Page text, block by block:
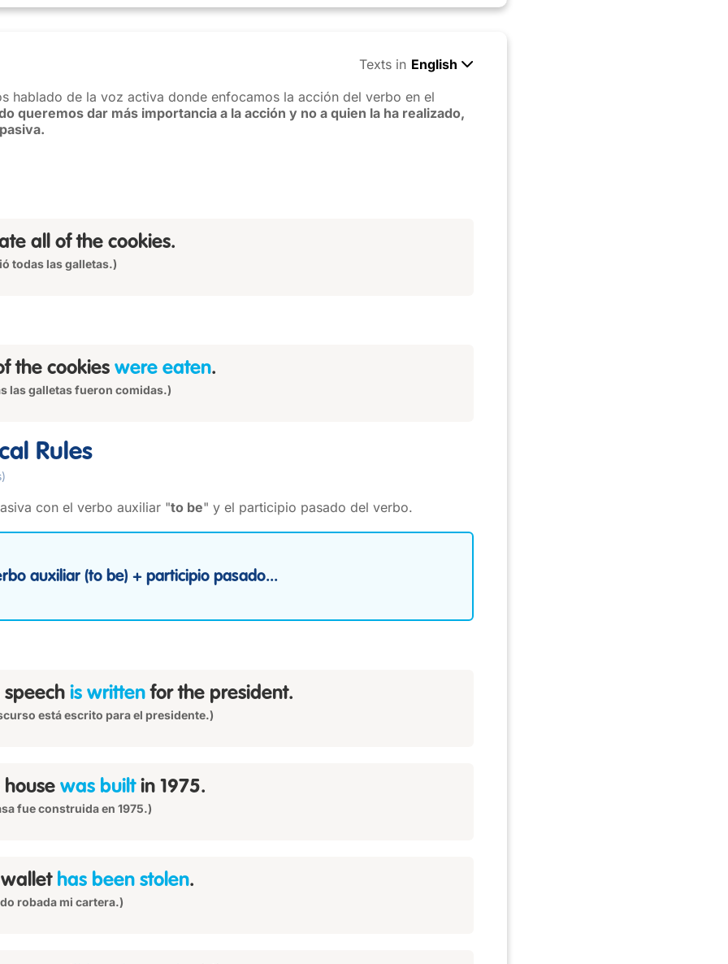
Texts in English
hablado de la voz activa donde enfocamos la acción del verbo en el
queremos dar más importancia a la acción y no a quien la ha realizado,
all of the cookies.
todas las galletas.)
the cookies were eaten.
las galletas fueron comidas.)
Rules
con el verbo auxiliar "to be" y el participio pasado del verbo.
auxiliar (to be) + participio pasado...
speech is written for the president.
está escrito para el presidente.)
house was builtin 1975.
fue construida en 1975.)
has been stolen.
robada mi cartera.)